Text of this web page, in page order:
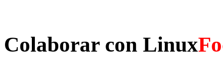
Colaborar con Linux